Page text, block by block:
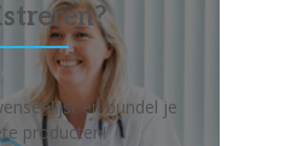
en bundel je
producten!